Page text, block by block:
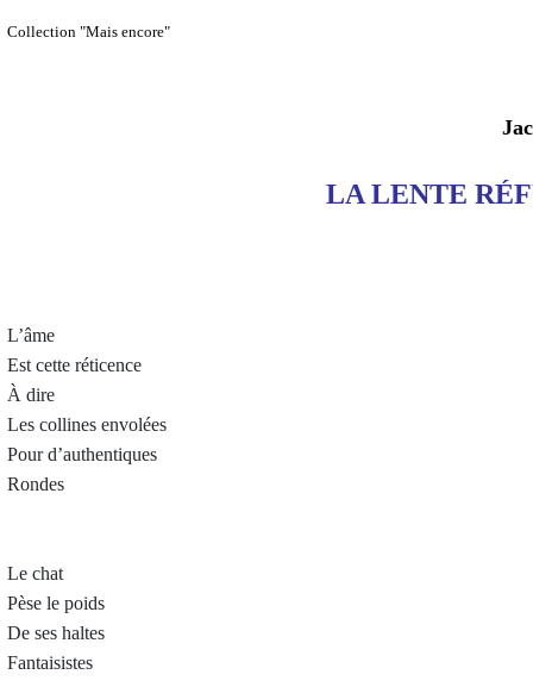
Collection "Mais encore"
LA LENTE
L’âme
Est cette réticence
À dire
Les collines envolées
Pour d’authentiques
Rondes
Le chat
Pèse le poids
De ses haltes
Fantaisistes